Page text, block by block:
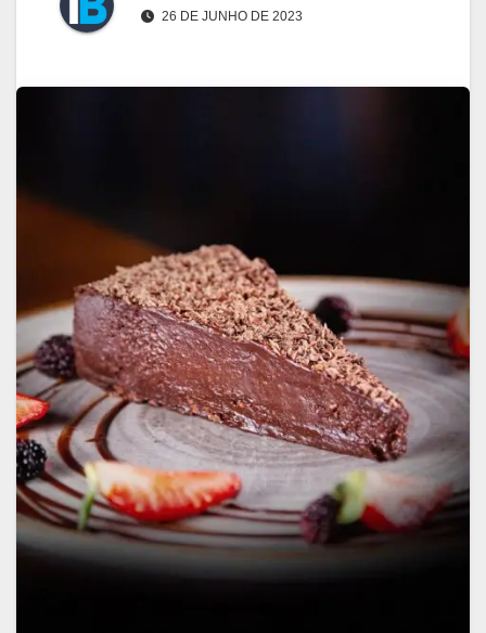
26 DE JUNHO DE 2023